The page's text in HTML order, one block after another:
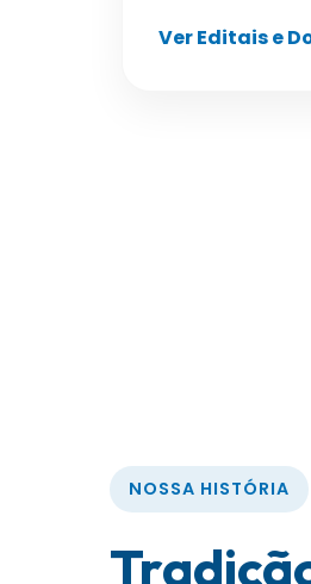
Ver Editais e
NOSSA HISTÓRIA